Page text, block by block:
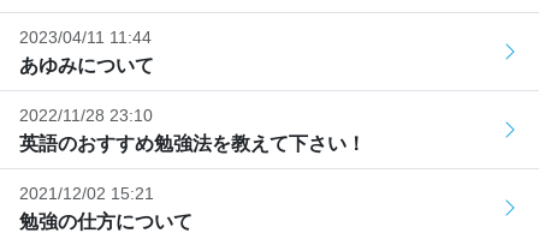
2023/04/11 11:44
あゆみについて
2022/11/28 23:10
英語のおすすめ勉強法を教えて下さい！
2021/12/02 15:21
勉強の仕方について